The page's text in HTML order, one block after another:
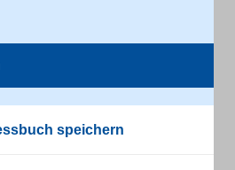
speichern